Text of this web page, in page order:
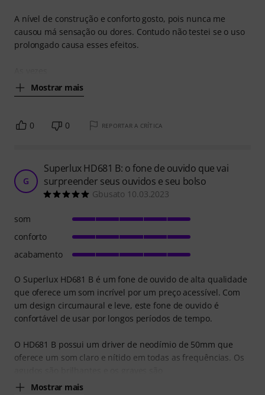
A nível de construção e conforto gosto, pois nunca me
causou má sensação ou dores. Contudo não testei se o uso
prolongado causa esses efeitos.
Mostrar mais
0 0 REPORTAR A CRÍTICA
G
Superlux HD681 B: o fone de ouvido que vai
surpreender seus ouvidos e seu bolso
Gbusato 10.03.2023
O Superlux HD681 B é um fone de ouvido de alta qualidade
que oferece um som incrível por um preço acessível. Com
um design circumaural e leve, este fone de ouvido é
confortável de usar por longos períodos de tempo.
O HD681 B possui um driver de neodímio de 50mm que
oferece um som claro e nítido em todas as frequências. Os
Mostrar mais
som
conforto
acabamento